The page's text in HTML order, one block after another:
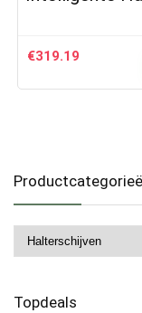
€319.19
Topdeals